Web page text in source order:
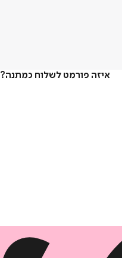
איזה פורמט לשלוח כמתנה?